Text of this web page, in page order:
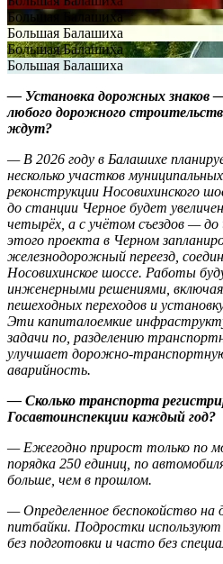
Большая Балашиха
Большая Балашиха
Большая Балашиха
Большая Балашиха
— Установка дорожных знаков
любого дорожного
ждут?
— В 2026 году в Балашихе
несколько участков
реконструкции Носовихинского
до станции Черное будет
четырёх, а с учётом съездов —
этого проекта в Черном
железнодорожный переезд,
Носовихинское шоссе. Работы
инженерными решениями,
пешеходных переходов и
Эти капиталоемкие
задачи по, разделению
улучшает дорожно-
аварийность.
— Сколько транспорта
Госавтоинспекции каждый год?
— Ежегодно прирост только по
порядка 250 единиц, по
больше, чем в прошлом.
— Определенное беспокойство на
питбайки. Подростки используют
без подготовки и часто без